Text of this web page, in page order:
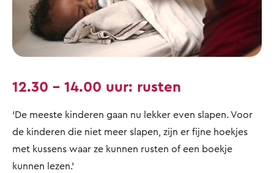
12.30 – 14.00 uur: rusten
‘De meeste kinderen gaan nu lekker even slapen. Voor
de kinderen die niet meer slapen, zijn er fijne hoekjes
met kussens waar ze kunnen rusten of een boekje
kunnen lezen.’